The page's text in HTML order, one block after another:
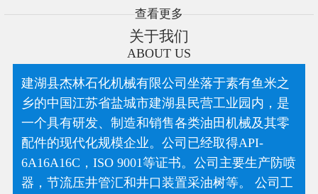
查看更多
关于我们
ABOUT US
建湖县杰林石化机械有限公司坐落于素有鱼米之
乡的中国江苏省盐城市建湖县民营工业园内，是
一个具有研发、制造和销售各类油田机械及其零
配件的现代化规模企业。公司已经取得API-
6A16A16C，ISO 9001等证书。公司主要生产防喷
器，节流压井管汇和井口装置采油树等。 公司工